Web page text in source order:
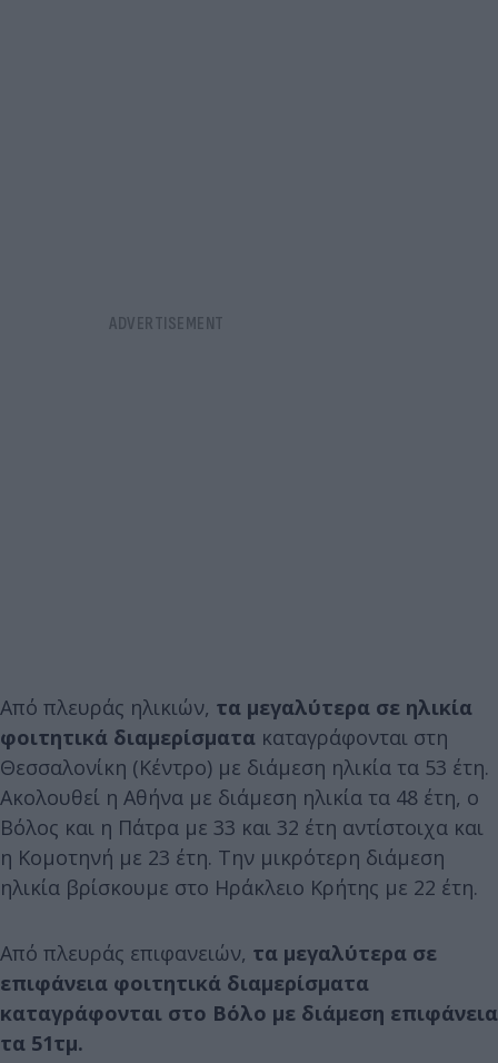
Από πλευράς ηλικιών, τα μεγαλύτερα σε ηλικία
φοιτητικά διαμερίσματα καταγράφονται στη
Θεσσαλονίκη (Κέντρο) με διάμεση ηλικία τα 53 έτη.
Ακολουθεί η Αθήνα με διάμεση ηλικία τα 48 έτη, ο
Βόλος και η Πάτρα με 33 και 32 έτη αντίστοιχα και
η Κομοτηνή με 23 έτη. Την μικρότερη διάμεση
ηλικία βρίσκουμε στο Ηράκλειο Κρήτης με 22 έτη.
Από πλευράς επιφανειών, τα μεγαλύτερα σε
επιφάνεια φοιτητικά διαμερίσματα
καταγράφονται στο Βόλο με διάμεση επιφάνεια
τα 51τμ.